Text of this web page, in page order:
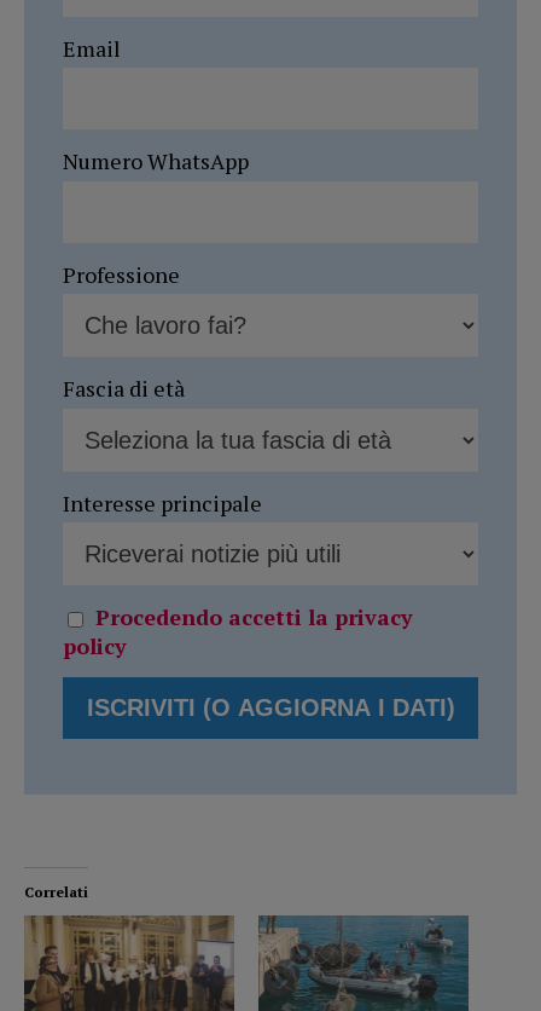
Email
Numero WhatsApp
Professione
Fascia di età
Interesse principale
Procedendo accetti la privacy
policy
Correlati